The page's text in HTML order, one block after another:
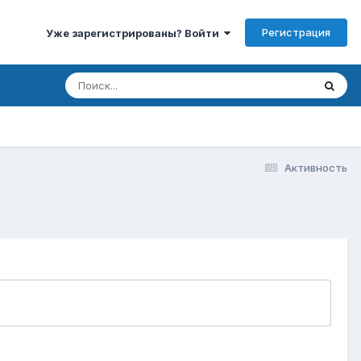
Уже зарегистрированы? Войти Регистрация
Активность